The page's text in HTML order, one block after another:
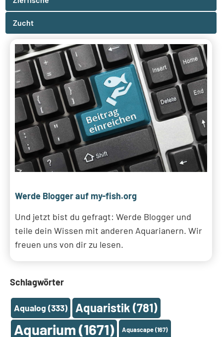
Zucht
Werde Blogger auf my-fish.org
Und jetzt bist du gefragt: Werde Blogger und
teile dein Wissen mit anderen Aquarianern. Wir
freuen uns von dir zu lesen.
Schlagwörter
Aqualog (333) Aquaristik (781)
Aquarium (1671) Aquascape(167)